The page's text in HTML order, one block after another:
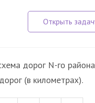
дорог N-го
(в километрах).